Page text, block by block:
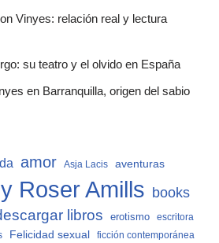
Vinyes: relación real y lectura
su teatro y el olvido en España
en Barranquilla, origen del sabio
amor Asja Lacis aventuras
Roser Amills books
libros erotismo escritora
Felicidad sexual ficción contemporánea